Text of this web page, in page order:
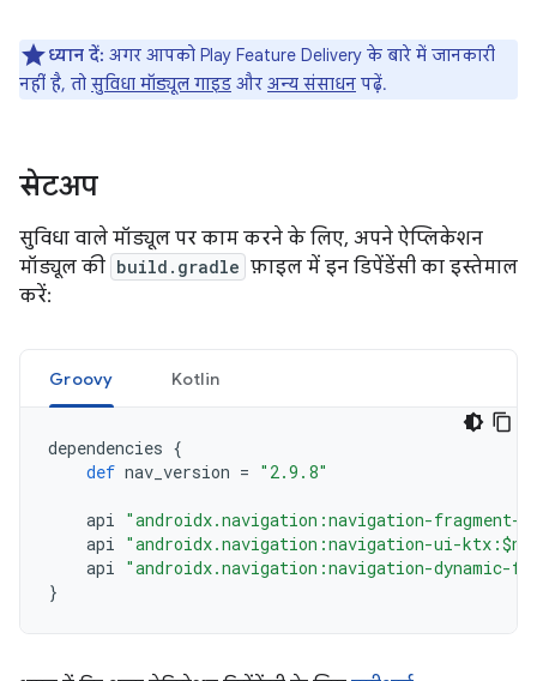
ध्यान दें: अगर आपको Play Feature Delivery के बारे में जानकारी
नहीं है, तो सुविधा मॉड्यूल गाइड और अन्य संसाधन पढ़ें.
सेटअप
सुविधा वाले मॉड्यूल पर काम करने के लिए, अपने ऐप्लिकेशन
मॉड्यूल की build.gradle फ़ाइल में इन डिपेंडेंसी का इस्तेमाल
करें:
Groovy Kotlin
dependencies {
def nav_version = "2.9.8"
api "androidx.navigation:navigation-fragment-
api "androidx.navigation:navigation-ui-
api "androidx.navigation:navigation-dynamic-
}